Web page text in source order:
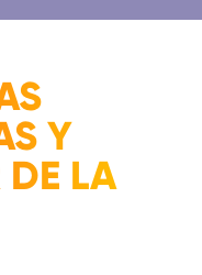
Y
LA